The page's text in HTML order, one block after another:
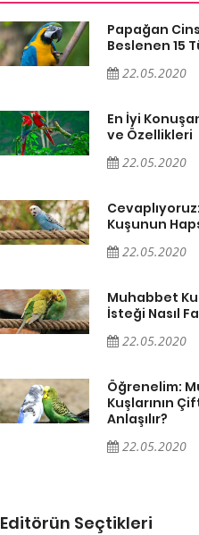
Papağan
Beslenen 15
22.05.2020
En İyi
ve Özellikleri
22.05.2020
Kuşunun
22.05.2020
Muhabbet
İsteği Nasıl
22.05.2020
Öğrenelim:
Kuşlarının
Anlaşılır?
22.05.2020
Editörün Seçtikleri